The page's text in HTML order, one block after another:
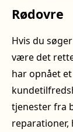
Rødovre
Hvis du
være det
har opnået
tjenester fra
reparationer,